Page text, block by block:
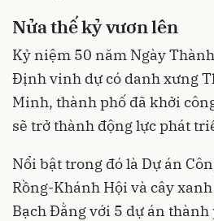
Nửa thế kỷ vươn lên
Kỷ niệm 50 năm Ngày
Định vinh dự có danh xưng
Minh, thành phố đã khởi
sẽ trở thành động lực phát
Nổi bật trong đó là Dự án
Rồng-Khánh Hội và cây
Bạch Đằng với 5 dự án